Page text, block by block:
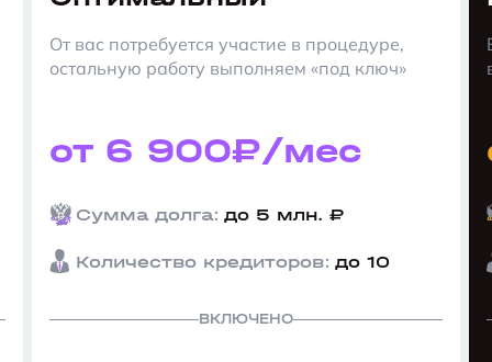
От вас потребуется участие в процедуре,
остальную работу выполняем «под ключ»
от 6 900₽/мес
Сумма долга: до 5 млн. ₽
Количество кредиторов: до 10
ВКЛЮЧЕНО